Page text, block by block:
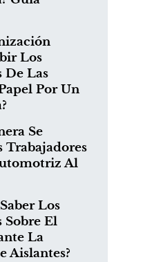
Los
De Las
Por Un
Se
Trabajadores
Al
Los
Sobre El
La
Aislantes?